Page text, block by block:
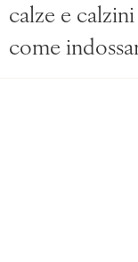
calze e
come